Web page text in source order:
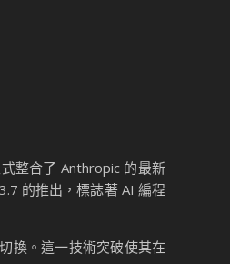
整合了 Anthropic 的最新
的推出，標誌著 AI 編程
換。這一技術突破使其在